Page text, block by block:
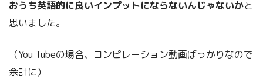
おうち英語的に良いインプットにならないんじゃないかと
思いました。
（You Tubeの場合、コンピレーション動画ばっかりなので
余計に）